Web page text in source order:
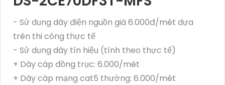
- Sử dụng dây điện nguồn giá 6.000đ/mét dựa
trên thi công thực tế
- Sử dụng dây tín hiệu (tính theo thực tế)
+ Dây cáp đồng trục: 6.000/mét
+ Dây cáp mạng cat5 thường: 6.000/mét